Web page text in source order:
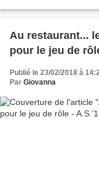
Au restaurant...
pour le jeu de
Publié le 23/02/2018 à
Par Giovanna